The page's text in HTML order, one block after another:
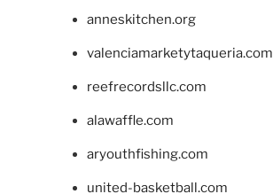
anneskitchen.org
valenciamarketytaqueria.com
reefrecordsllc.com
alawaffle.com
aryouthfishing.com
united-basketball.com